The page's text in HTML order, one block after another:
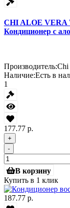
CHI ALOE VERA
Кондиционер с
Производитель:
Наличие:Есть в
1
177.77 р.
+
-
В корзину
Купить в 1 клик
187.77 р.